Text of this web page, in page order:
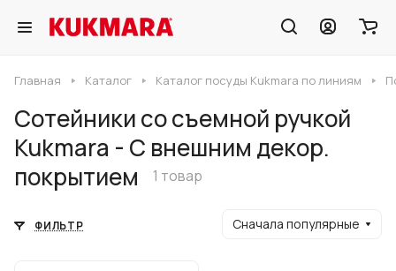
Главная Каталог Каталог посуды Kukmara по линиям
Сотейники со съемной ручкой
Kukmara - С внешним декор.
покрытием
1 товар
ФИЛЬТР Сначала популярные